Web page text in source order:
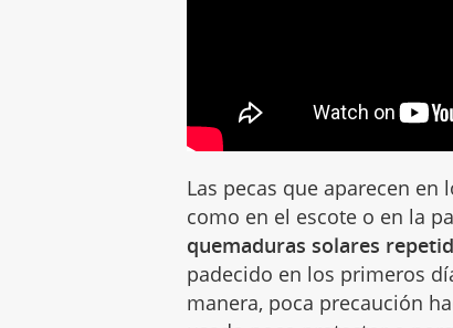
Las pecas que aparecen
como en el escote o en la
quemaduras solares
padecido en los primeros
manera, poca precaución